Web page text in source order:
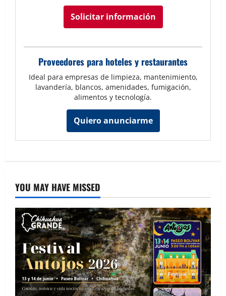
Solicitar información
Proveedores para hoteles y restaurantes
Ideal para empresas de limpieza, mantenimiento,
lavandería, blancos, amenidades, fumigación,
alimentos y tecnología.
Quiero anunciarme
YOU MAY HAVE MISSED